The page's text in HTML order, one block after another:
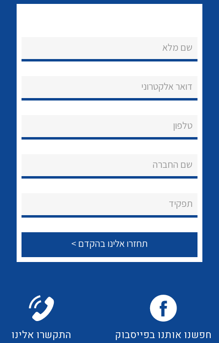
נקודות מכירה
שאלות ותשובות
צור קשר
לכל מוצרי היצרן לכל מוצרי היצרן
שם מלא
דואר אלקטרוני
טלפון
שם החברה
תפקיד
חפשנו אותנו בפייסבוק התקשרו אלינו